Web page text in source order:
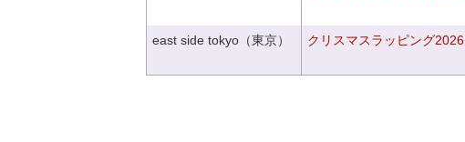
east side tokyo（東京） クリスマスラッピング2026